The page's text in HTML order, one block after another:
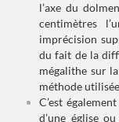
l’axe du
centimètres
imprécision
du fait de la
mégalithe sur
méthode
C’est
d’une église